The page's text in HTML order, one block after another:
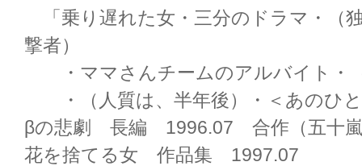
「乗り遅れた女・三分のドラマ・（
撃者）
・ママさんチームのアルバイト・
・（人質は、半年後）・＜あのひ
βの悲劇 長編 1996.07 合作（五十
花を捨てる女 作品集 1997.07